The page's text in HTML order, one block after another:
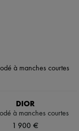
DIOR
à manches courtes
1 900 €